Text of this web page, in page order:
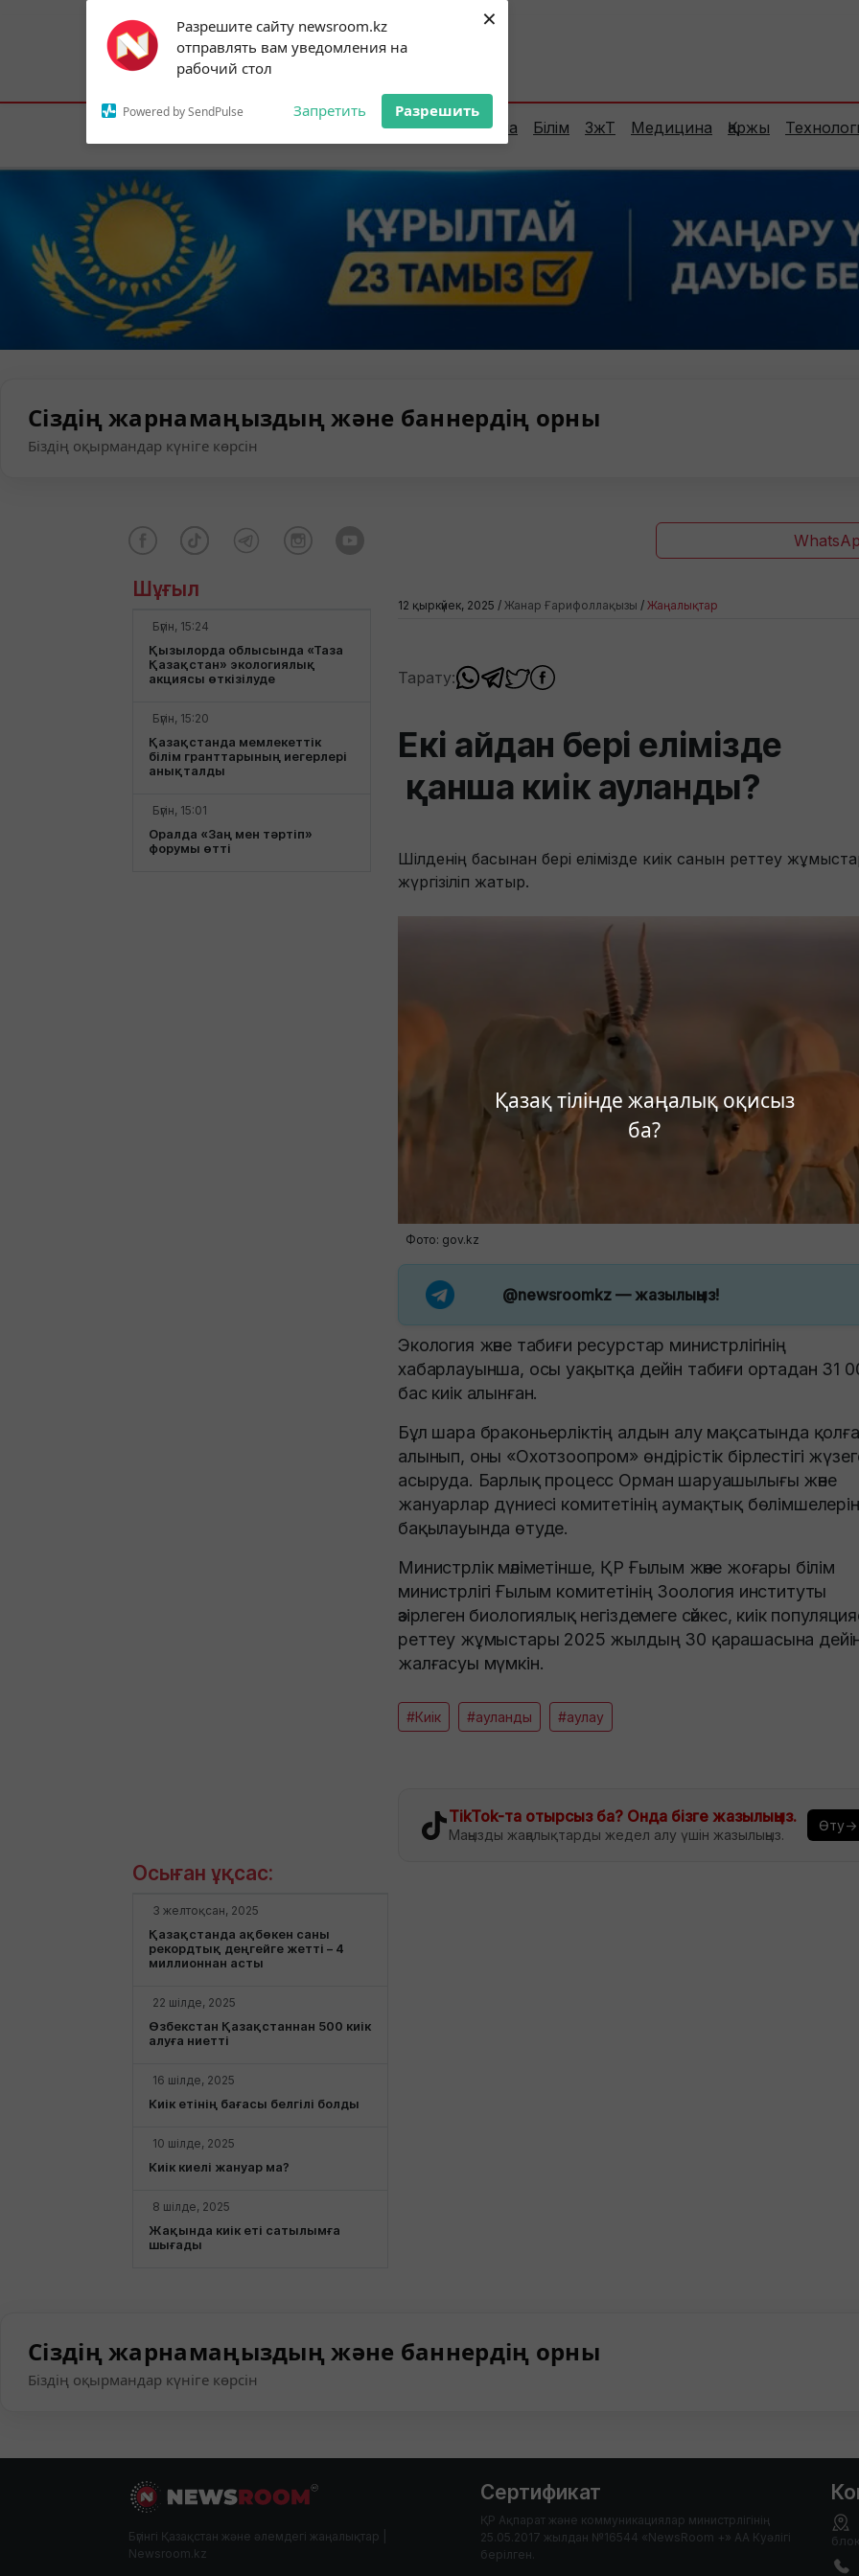
Разрешите сайту newsroom.kz
отправлять вам уведомления на
рабочий стол
Powered by SendPulse Запретить Разрешить
×
Қазақ тілінде жаңалық оқисыз
ба?
Subscribe to our
notifications!
To enable permission prompts, click on
the notification icon
Астана:23°C Алматы:34°C Шымкент:
Елорда Сараптама Білім ЗжТ Медицина Қаржы
Сіздің жарнамаңыздың және баннердің орны
Біздің оқырмандар күніге көрсін
Шұғыл
Бүгін, 15:24
Қызылорда облысында «Таза
Қазақстан» экологиялық
акциясы өткізілуде
Бүгін, 15:20
Қазақстанда мемлекеттік
білім гранттарының иегерлері
анықталды
Бүгін, 15:01
Оралда «Заң мен тәртіп»
форумы өтті
12 қыркүйек, 2025 / Жанар Ғарифоллақызы / Жаңалықтар
Тарату:
Екі айдан бері елімізде
қанша киік ауланды?
Шілденің басынан бері елімізде киік санын реттеу
жүргізіліп жатыр.
Фото: gov.kz
@newsroomkz— жазылыңыз!
Экология және табиғи ресурстар министрлігінің
хабарлауынша, осы уақытқа дейін табиғи ортадан 31
бас киік алынған.
Бұл шара браконьерліктің алдын алу мақсатында қолға
алынып, оны «Охотзоопром» өндірістік бірлестігі
асыруда. Барлық процесс Орман шаруашылығы және
жануарлар дүниесі комитетінің аумақтық
бақылауында өтуде.
Министрлік мәліметінше, ҚР Ғылым және жоғары білім
министрлігі Ғылым комитетінің Зоология институты
әзірлеген биологиялық негіздемеге сәйкес, киік
реттеу жұмыстары 2025 жылдың 30 қарашасына
жалғасуы мүмкін.
#Киік #ауланды #аулау
TikTok-та отырсыз ба? Онда бізге жазылыңыз.
Маңызды жаңалықтарды жедел алу үшін жазылыңыз.
Өту→
Осыған ұқсас:
3 желтоқсан, 2025
Қазақстанда ақбөкен саны
рекордтық деңгейге жетті – 4
миллионнан асты
22 шілде, 2025
Өзбекстан Қазақстаннан 500 киік
алуға ниетті
16 шілде, 2025
Киік етінің бағасы белгілі болды
10 шілде, 2025
Киік киелі жануар ма?
8 шілде, 2025
Жақында киік еті сатылымға
шығады
Сіздің жарнамаңыздың және баннердің орны
Біздің оқырмандар күніге көрсін
Бүгінгі Қазақстан және әлемдегі жаңалықтар |
Newsroom.kz
Сертификат
ҚР Ақпарат және коммуникациялар министрлігінің
25.05.2017 жылдан №16544 «NewsRoom +» АА Куәлігі
берілген.